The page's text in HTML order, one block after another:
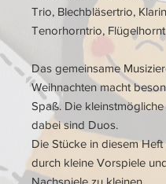
Trio, Blechbläsertrio,
Tenorhorntrio,
Das gemeinsame
Weihnachten macht
Spaß. Die kleinstmögliche
dabei sind Duos.
Die Stücke in diesem
durch kleine Vorspiele
Nachspiele zu kleinen